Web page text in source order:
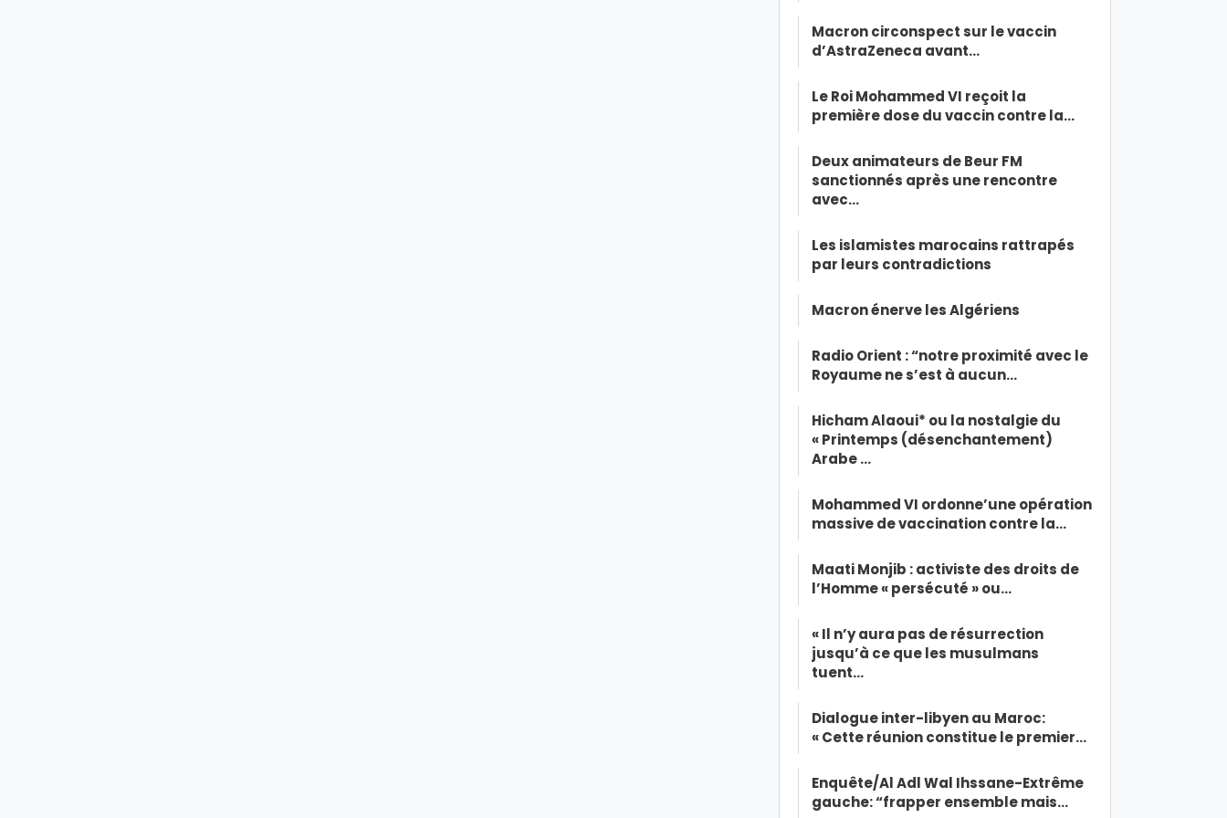
Macron circonspect sur le vaccin
d’AstraZeneca avant…
Le Roi Mohammed VI reçoit la
première dose du vaccin contre la…
Deux animateurs de Beur FM
sanctionnés après une rencontre
avec…
Les islamistes marocains rattrapés
par leurs contradictions
Macron énerve les Algériens
Radio Orient : “notre proximité avec le
Royaume ne s’est à aucun…
Hicham Alaoui* ou la nostalgie du
« Printemps (désenchantement)
Arabe …
Mohammed VI ordonne’une opération
massive de vaccination contre la…
Maati Monjib : activiste des droits de
l’Homme « persécuté » ou…
« Il n’y aura pas de résurrection
jusqu’à ce que les musulmans
tuent…
Dialogue inter-libyen au Maroc:
« Cette réunion constitue le premier…
Enquête/Al Adl Wal Ihssane-Extrême
gauche: “frapper ensemble mais…